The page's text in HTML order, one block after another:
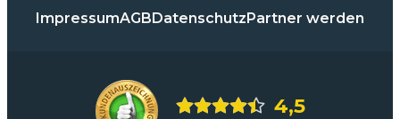
ImpressumAGBDatenschutzPartner werden
4,5